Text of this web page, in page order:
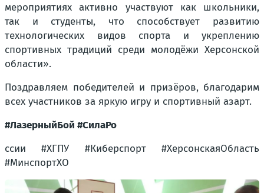
мероприятиях активно участвуют как школьники,
так и студенты, что способствует развитию
технологических видов спорта и укреплению
спортивных традиций среди молодёжи Херсонской
области».
Поздравляем победителей и призёров, благодарим
всех участников за яркую игру и спортивный азарт.
#ЛазерныйБой #СилаРо
ссии #ХГПУ #Киберспорт #ХерсонскаяОбласть
#МинспортХО